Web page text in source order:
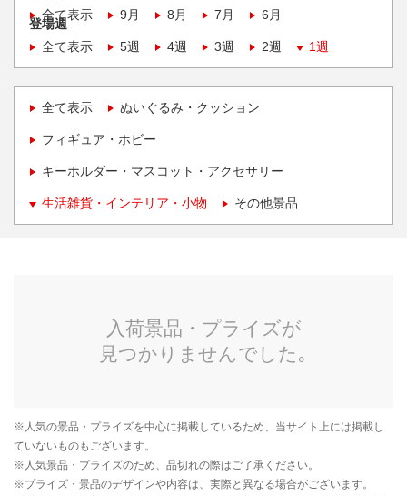
全て表示
9月 8月 7月 6月
登場週
全て表示
5週 4週 3週 2週 1週
全て表示 ぬいぐるみ・クッション
フィギュア・ホビー
キーホルダー・マスコット・アクセサリー
生活雑貨・インテリア・小物 その他景品